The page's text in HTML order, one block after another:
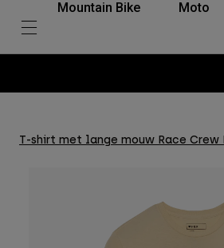
Mountain Bike Moto
T-shirt met lange mouw Race Crew